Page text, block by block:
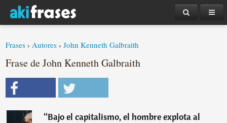
Frases ›Autores ›John Kenneth Galbraith
Frase de John Kenneth Galbraith
“Bajo el capitalismo, el hombre explota al